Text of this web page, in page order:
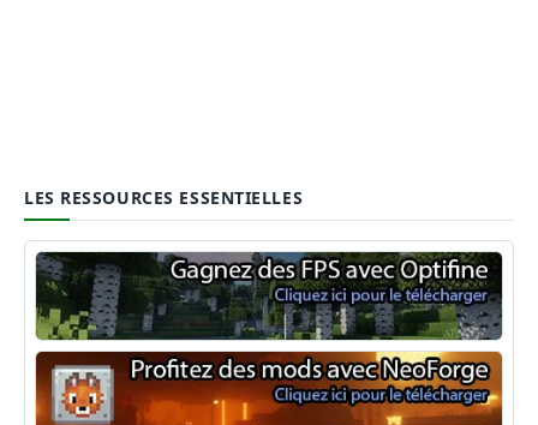
LES RESSOURCES ESSENTIELLES
Optifine